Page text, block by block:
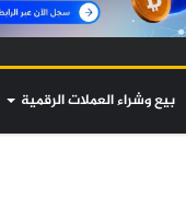
بيع وشراء العملات الرقمية